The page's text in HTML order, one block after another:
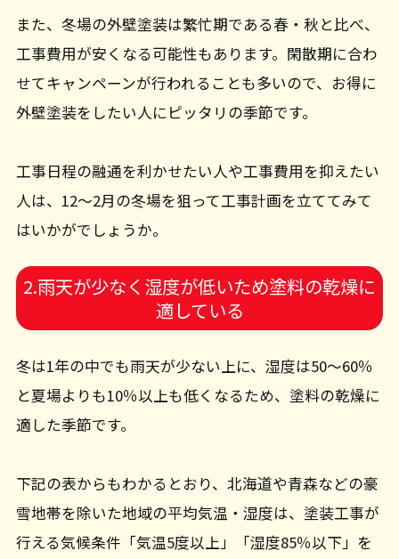
また、冬場の外壁塗装は繁忙期である春・秋と比べ、
工事費用が安くなる可能性もあります。閑散期に合わ
せてキャンペーンが行われることも多いので、お得に
外壁塗装をしたい人にピッタリの季節です。
工事日程の融通を利かせたい人や工事費用を抑えたい
人は、12～2月の冬場を狙って工事計画を立ててみて
はいかがでしょうか。
2.雨天が少なく湿度が低いため塗料の乾燥に
適している
冬は1年の中でも雨天が少ない上に、湿度は50～60％
と夏場よりも10％以上も低くなるため、塗料の乾燥に
適した季節です。
下記の表からもわかるとおり、北海道や青森などの豪
雪地帯を除いた地域の平均気温・湿度は、塗装工事が
行える気候条件「気温5度以上」「湿度85％以下」を